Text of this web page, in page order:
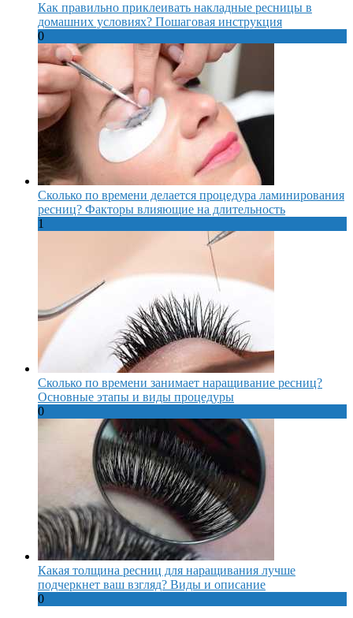
Как правильно приклеивать накладные ресницы в
домашних условиях? Пошаговая инструкция
0
Сколько по времени делается процедура ламинирования
ресниц? Факторы влияющие на длительность
1
Сколько по времени занимает наращивание ресниц?
Основные этапы и виды процедуры
0
Какая толщина ресниц для наращивания лучше
подчеркнет ваш взгляд? Виды и описание
0